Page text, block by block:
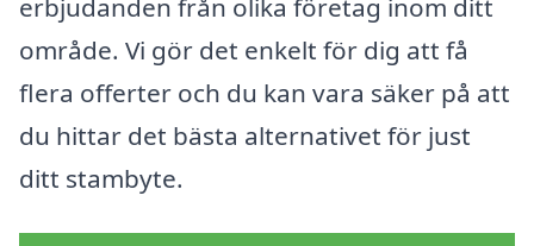
erbjudanden från olika företag inom ditt
område. Vi gör det enkelt för dig att få
flera offerter och du kan vara säker på att
du hittar det bästa alternativet för just
ditt stambyte.